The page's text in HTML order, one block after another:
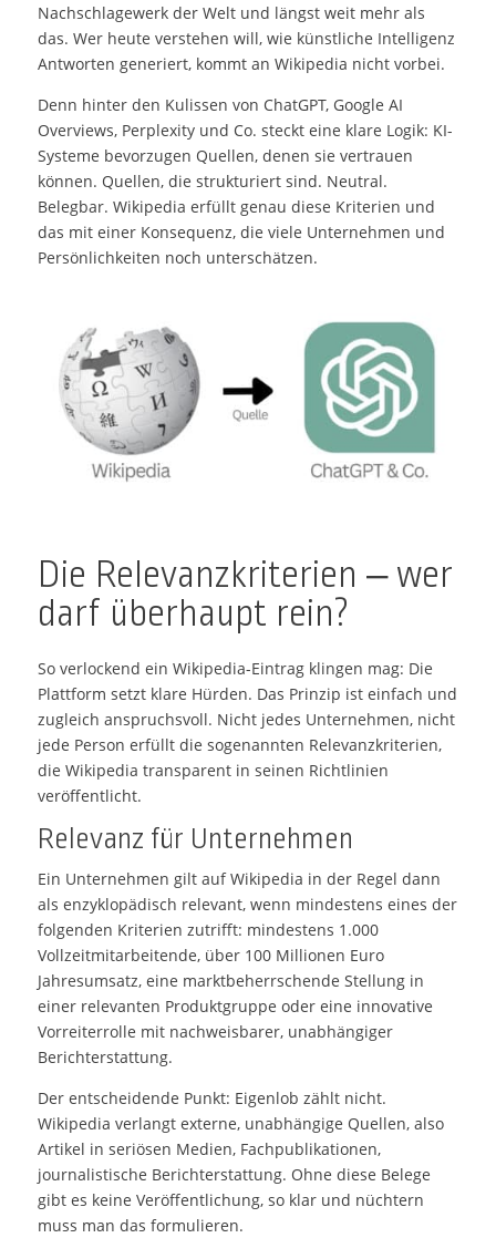
Nachschlagewerk der Welt und längst weit mehr als
das. Wer heute verstehen will, wie künstliche Intelligenz
Antworten generiert, kommt an Wikipedia nicht vorbei.
Denn hinter den Kulissen von ChatGPT, Google AI
Overviews, Perplexity und Co. steckt eine klare Logik: KI-
Systeme bevorzugen Quellen, denen sie vertrauen
können. Quellen, die strukturiert sind. Neutral.
Belegbar. Wikipedia erfüllt genau diese Kriterien und
das mit einer Konsequenz, die viele Unternehmen und
Persönlichkeiten noch unterschätzen.
Die Relevanzkriterien – wer
darf überhaupt rein?
So verlockend ein Wikipedia-Eintrag klingen mag: Die
Plattform setzt klare Hürden. Das Prinzip ist einfach und
zugleich anspruchsvoll. Nicht jedes Unternehmen, nicht
jede Person erfüllt die sogenannten Relevanzkriterien,
die Wikipedia transparent in seinen Richtlinien
veröffentlicht.
Relevanz für Unternehmen
Ein Unternehmen gilt auf Wikipedia in der Regel dann
als enzyklopädisch relevant, wenn mindestens eines der
folgenden Kriterien zutrifft: mindestens 1.000
Vollzeitmitarbeitende, über 100 Millionen Euro
Jahresumsatz, eine marktbeherrschende Stellung in
einer relevanten Produktgruppe oder eine innovative
Vorreiterrolle mit nachweisbarer, unabhängiger
Berichterstattung.
Der entscheidende Punkt: Eigenlob zählt nicht.
Wikipedia verlangt externe, unabhängige Quellen, also
Artikel in seriösen Medien, Fachpublikationen,
journalistische Berichterstattung. Ohne diese Belege
gibt es keine Veröffentlichung, so klar und nüchtern
muss man das formulieren.